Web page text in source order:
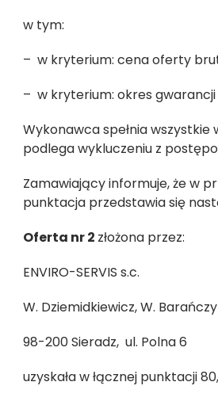
w tym:
– w kryterium: cena oferty
– w kryterium: okres gwarancji
Wykonawca spełnia wszystkie
podlega wykluczeniu z
Zamawiający informuje, że w
punktacja przedstawia się
Oferta nr 2 złożona przez:
ENVIRO-SERVIS s.c.
W. Dziemidkiewicz, W.
98-200 Sieradz, ul. Polna 6
uzyskała w łącznej punktacji